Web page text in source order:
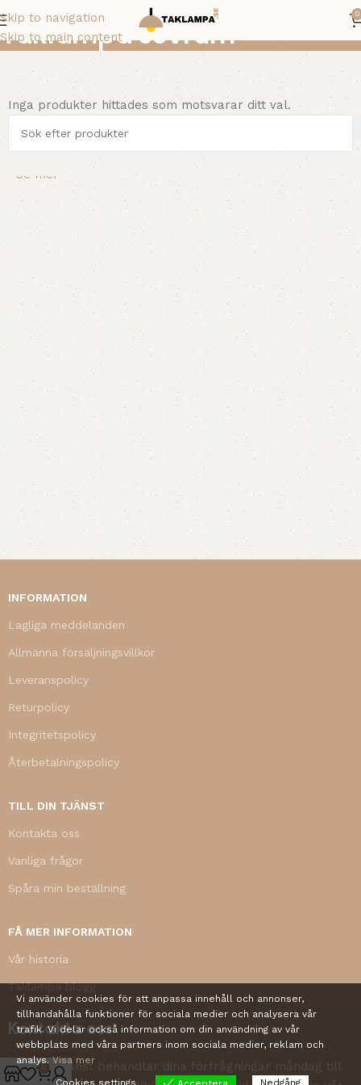
Skip to navigation
Skip to main content
0
Taklampa sovrum
Inga produkter hittades som motsvarar ditt val.
Se mer
INFORMATION
Lagliga meddelanden
Allmänna försäljningsvillkor
Leveranspolicy
Returpolicy
Integritetspolicy
Återbetalningspolicy
TILL DIN TJÄNST
Kontakta oss
Vanliga frågor
Spåra min beställning
FÅ MER INFORMATION
Vår historia
Taklampa blogg
Kontakta oss
Vår kundtjänst behandlar dina förfrågningar måndag till
Vi använder cookies för att anpassa innehåll och annonser,
tillhandahålla funktioner för sociala medier och analysera vår
trafik. Vi delar också information om din användning av vår
webbplats med våra partners inom sociala medier, reklam och
analys.Visa mer
Cookies settings
Nedgång
0